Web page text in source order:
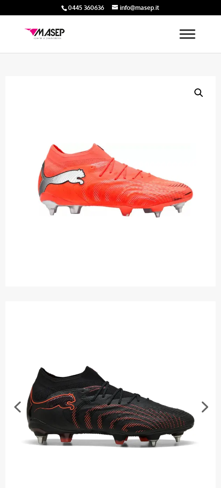
0445 360636 info@masep.it